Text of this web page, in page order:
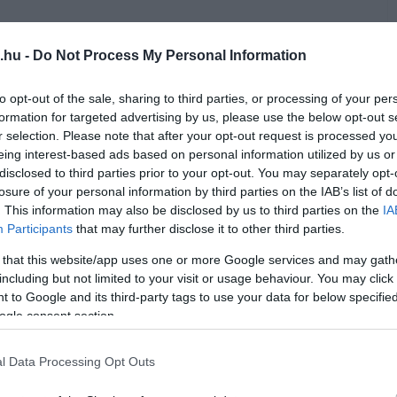
- Do Not Process My Personal Information
opt-out of the sale, sharing to third parties, or processing of your
for targeted advertising by us, please use the below opt-out
selection. Please note that after your opt-out request is processed
interest-based ads based on personal information utilized by us
to third parties prior to your opt-out. You may separately
of your personal information by third parties on the IAB’s list of
This information may also be disclosed by us to third parties on the
Participants that may further disclose it to other third parties.
that this website/app uses one or more Google services and may
but not limited to your visit or usage behaviour. You may
to Google and its third-party tags to use your data for below
consent section.
Data Processing Opt Outs
a színész, humorista.
rendező szombat éjjel adta fel a
fővárosi kórházban, ahol a lap szerint
helyezni.
és átadván, mennyien kívánnak
színiigazgatónak. Rengetegen
az egészségi állapota miatt, hiszen